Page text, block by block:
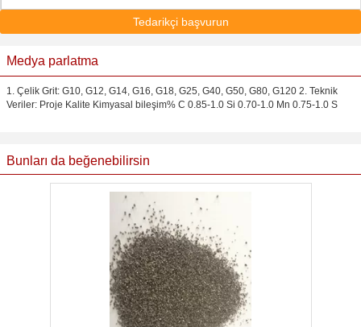
Tedarikçi başvurun
Medya parlatma
1. Çelik Grit: G10, G12, G14, G16, G18, G25, G40, G50, G80, G120 2. Teknik
Veriler: Proje Kalite Kimyasal bileşim% C 0.85-1.0 Si 0.70-1.0 Mn 0.75-1.0 S
Bunları da beğenebilirsin